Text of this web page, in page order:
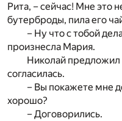
Рита, – сейчас! Мне это
бутерброды, пила его
– Ну что с тобой
произнесла Мария.
Николай предложил
согласилась.
– Вы покажете мне
хорошо?
– Договорились.